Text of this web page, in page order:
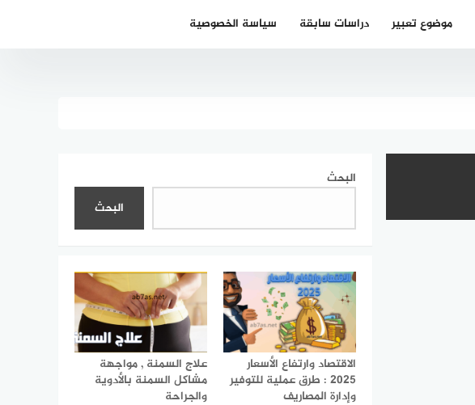
موضوع تعبير دراسات سابقة سياسة الخصوصية
البحث
البحث
الاقتصاد وارتفاع الأسعار
2025 : طرق عملية للتوفير
وإدارة المصاريف
علاج السمنة , مواجهة
مشاكل السمنة بالأدوية
والجراحة